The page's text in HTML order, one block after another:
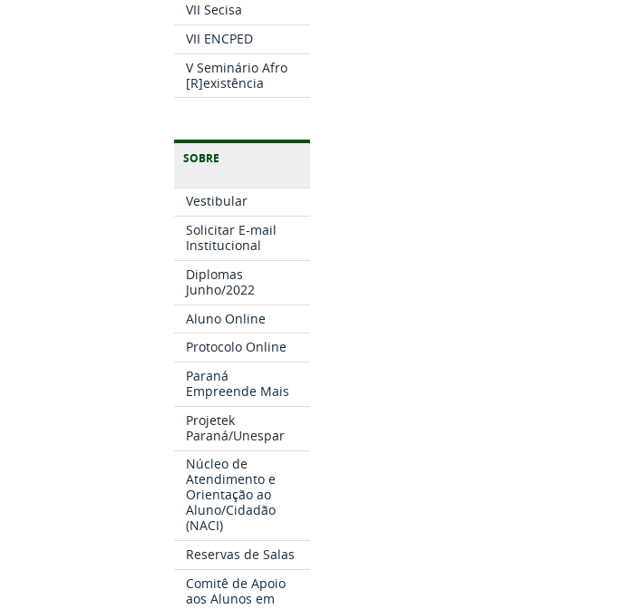
VII Secisa
VII ENCPED
V Seminário Afro
[R]existência
SOBRE
Vestibular
Solicitar E-mail
Institucional
Diplomas
Junho/2022
Aluno Online
Protocolo Online
Paraná
Empreende Mais
Projetek
Paraná/Unespar
Núcleo de
Atendimento e
Orientação ao
Aluno/Cidadão
(NACI)
Reservas de Salas
Comitê de Apoio
aos Alunos em